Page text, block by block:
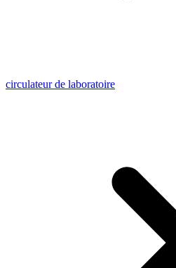
circulateur de laboratoire